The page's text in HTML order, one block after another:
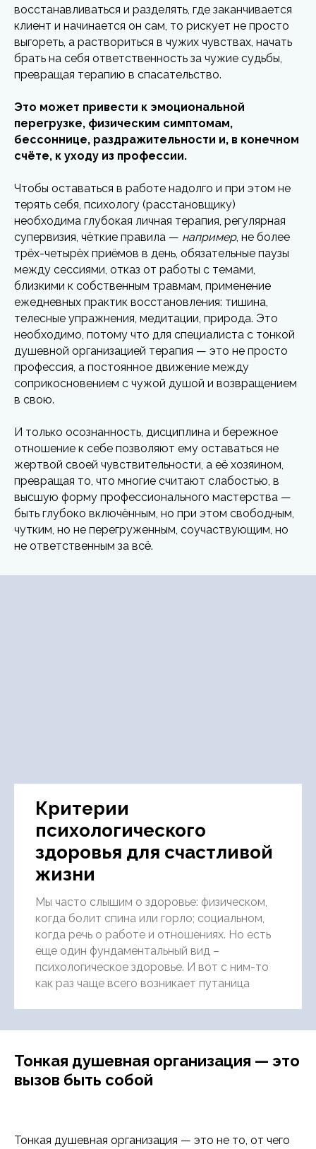
восстанавливаться и разделять, где заканчивается
клиент и начинается он сам, то рискует не просто
выгореть, а раствориться в чужих чувствах, начать
брать на себя ответственность за чужие судьбы,
превращая терапию в спасательство.
Это может привести к эмоциональной
перегрузке, физическим симптомам,
бессоннице, раздражительности и, в конечном
счёте, к уходу из профессии.
Чтобы оставаться в работе надолго и при этом не
терять себя, психологу (расстановщику)
необходима глубокая личная терапия, регулярная
супервизия, чёткие правила — например, не более
трёх-четырёх приёмов в день, обязательные паузы
между сессиями, отказ от работы с темами,
близкими к собственным травмам, применение
ежедневных практик восстановления: тишина,
телесные упражнения, медитации, природа. Это
необходимо, потому что для специалиста с тонкой
душевной организацией терапия — это не просто
профессия, а постоянное движение между
соприкосновением с чужой душой и возвращением
в свою.
И только осознанность, дисциплина и бережное
отношение к себе позволяют ему оставаться не
жертвой своей чувствительности, а её хозяином,
превращая то, что многие считают слабостью, в
высшую форму профессионального мастерства —
быть глубоко включённым, но при этом свободным,
чутким, но не перегруженным, соучаствующим, но
не ответственным за всё.
Критерии
психологического
здоровья для счастливой
жизни
Мы часто слышим о здоровье: физическом,
когда болит спина или горло; социальном,
когда речь о работе и отношениях. Но есть
еще один фундаментальный вид –
психологическое здоровье. И вот с ним-то
как раз чаще всего возникает путаница
Тонкая душевная организация — это
вызов быть собой
Тонкая душевная организация — это не то, от чего